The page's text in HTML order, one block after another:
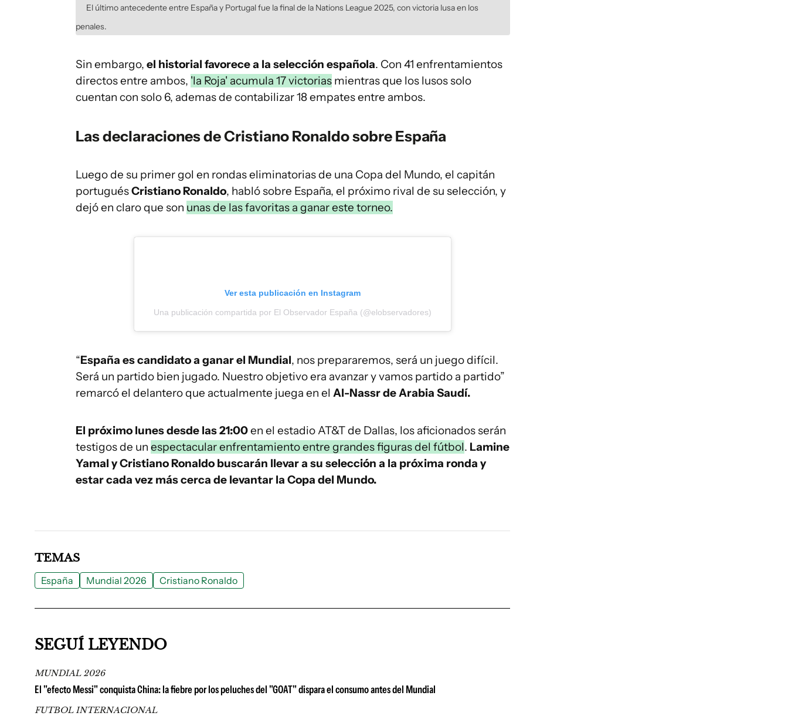
El último antecedente entre España y Portugal fue la final de la Nations League 2025, con victoria lusa en los
penales.
Sin embargo, el historial favorece a la selección española. Con 41 enfrentamientos
directos entre ambos, 'la Roja' acumula 17 victorias mientras que los lusos solo
cuentan con solo 6, ademas de contabilizar 18 empates entre ambos.
Las declaraciones de Cristiano Ronaldo sobre España
Luego de su primer gol en rondas eliminatorias de una Copa del Mundo, el capitán
portuguésCristiano Ronaldo, habló sobre España, el próximo rival de su selección, y
dejó en claro que son unas de las favoritas a ganar este torneo.
Ver esta publicación en Instagram
Una publicación compartida por El Observador España (@elobservadores)
“España es candidato a ganar el Mundial, nos prepararemos, será un juego difícil.
Será un partido bien jugado. Nuestro objetivo era avanzar y vamos partido a partido”
remarcó el delantero que actualmente juega en el Al-Nassr de Arabia Saudí.
El próximo lunes desde las 21:00en el estadio AT&T de Dallas, los aficionados serán
testigos de un espectacular enfrentamiento entre grandes figuras del fútbol. Lamine
Yamal y Cristiano Ronaldo buscarán llevar a su selección a la próxima ronda y
estar cada vez más cerca de levantar la Copa del Mundo.
TEMAS
España Mundial 2026 Cristiano Ronaldo
SEGUÍ LEYENDO
MUNDIAL 2026
El "efecto Messi" conquista China: la fiebre por los peluches del "GOAT" dispara el consumo antes del Mundial
FUTBOL INTERNACIONAL